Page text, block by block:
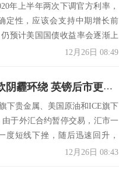
年上半年两次下调官方利率，
定性，应该会支持中期增长前
预计美国国债收益率会逐渐上
12月26日 08:49
隔夜英镑为何短线下挫？硬脱欧阴霾环绕 英镑后市更艰难？
下贵金属、美国原油和ICE旗下
于外汇合约暂停交易，汇市一
度短线下挫，随后迅速回升，
12月26日 08:43